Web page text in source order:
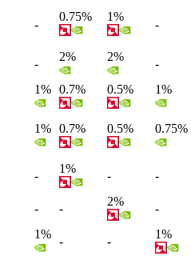
-
0.75% 1%
-
-
2% 2%
-
1% 0.7% 0.5% 1%
1% 0.7% 0.5% 0.75%
-
1%
- -
- -
2%
-
1%
- -
1%